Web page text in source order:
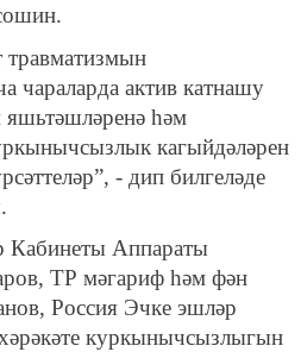
травматизмын
чараларда актив катнашу
һәм
кагыйдәләрен
- дип билгеләде
Кабинеты Аппараты
ТР мәгариф һәм фән
Россия Эчке эшләр
куркынычсызлыгын